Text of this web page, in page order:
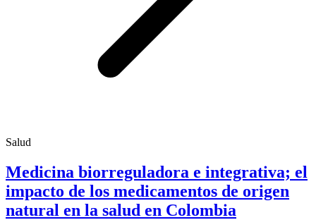
Salud
Medicina biorreguladora e integrativa; el
impacto de los medicamentos de origen
natural en la salud en Colombia